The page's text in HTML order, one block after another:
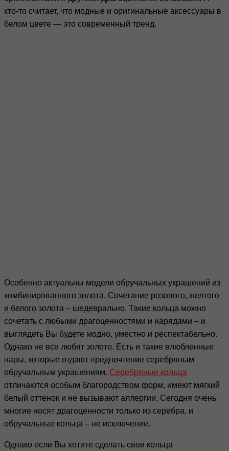
кто-то считает, что модные и оригинальные аксессуары в
белом цвете — это современный тренд.
Особенно актуальны модели обручальных украшений из
комбинированного золота. Сочетание розового, желтого
и белого золота – шедеврально. Такие кольца можно
сочетать с любыми драгоценностями и нарядами – и
выглядеть Вы будете модно, уместно и респектабельно.
Однако не все любят золото. Есть и такие влюбленные
пары, которые отдают предпочтение серебряным
обручальным украшениям. Серебряные кольца
отличаются особым благородством форм, имеют мягкий
белый оттенок и не вызывают аллергии. Сегодня очень
многие носят драгоценности только из серебра, и
обручальные кольца – не исключение.
Однако если Вы хотите сделать свои кольца